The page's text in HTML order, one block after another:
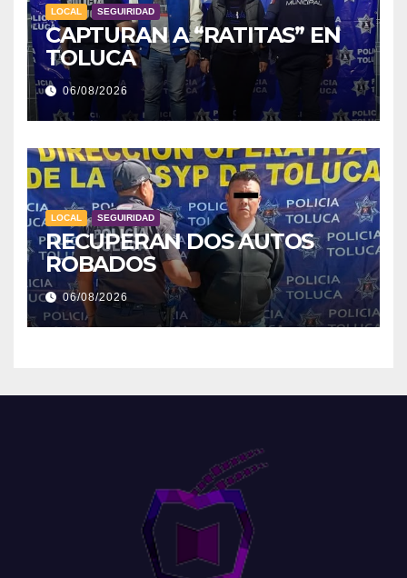
LOCAL SEGUIRIDAD
CAPTURAN A “RATITAS” EN
TOLUCA
06/08/2026
LOCAL SEGUIRIDAD
RECUPERAN DOS AUTOS
ROBADOS
06/08/2026